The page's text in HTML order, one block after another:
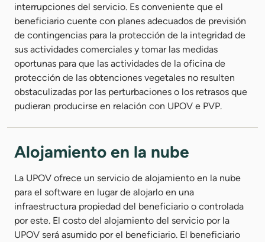
interrupciones del servicio. Es conveniente que el
beneficiario cuente con planes adecuados de previsión
de contingencias para la protección de la integridad de
sus actividades comerciales y tomar las medidas
oportunas para que las actividades de la oficina de
protección de las obtenciones vegetales no resulten
obstaculizadas por las perturbaciones o los retrasos que
pudieran producirse en relación con UPOV e PVP.
Alojamiento en la nube
La UPOV ofrece un servicio de alojamiento en la nube
para el software en lugar de alojarlo en una
infraestructura propiedad del beneficiario o controlada
por este. El costo del alojamiento del servicio por la
UPOV será asumido por el beneficiario. El beneficiario